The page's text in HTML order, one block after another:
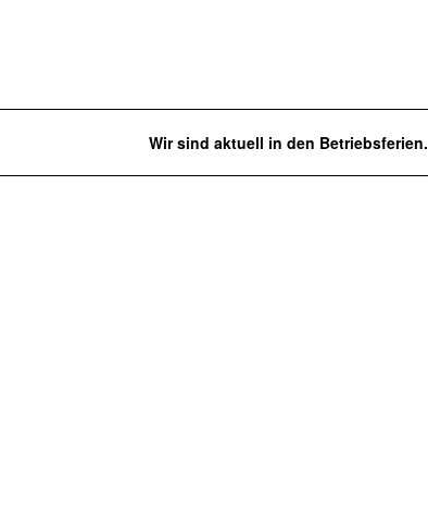
Wir sind aktuell in den Betriebsferien.